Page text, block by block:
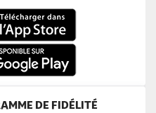
DE FIDÉLITÉ